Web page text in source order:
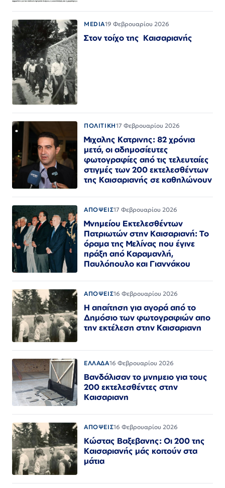
MEDIA19 Φεβρουαρίου 2026
Στον τοίχο της Καισαριανής
ΠΟΛΙΤΙΚΗ17 Φεβρουαρίου 2026
Μιχαλης Κατρινης: 82 χρόνια
μετά, οι αδημοσίευτες
φωτογραφίες από τις τελευταίες
στιγμές των 200 εκτελεσθέντων
της Καισαριανής σε καθηλώνουν
ΑΠΟΨΕΙΣ17 Φεβρουαρίου 2026
Μνημείου Εκτελεσθέντων
Πατριωτών στην Καισαριανή: Το
όραμα της Μελίνας που έγινε
πράξη από Καραμανλή,
Παυλόπουλο και Γιαννάκου
ΑΠΟΨΕΙΣ16 Φεβρουαρίου 2026
Η απαίτηση για αγορά από το
Δημόσιο των φωτογραφιών απο
την εκτέλεση στην Καισαριανη
ΕΛΛΑΔΑ16 Φεβρουαρίου 2026
Βανδάλισαν το μνημειο για τους
200 εκτελεσθέντες στην
Καισαριανη
ΑΠΟΨΕΙΣ16 Φεβρουαρίου 2026
Κώστας Βαξεβανης: Οι 200 της
Καισαριανής μάς κοιτούν στα
μάτια